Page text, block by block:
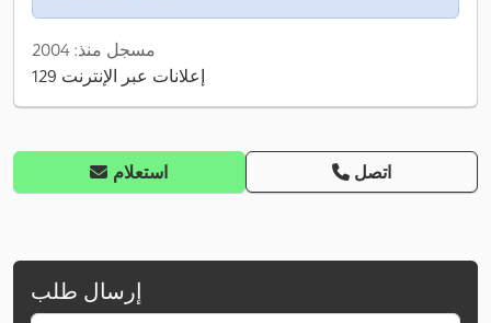
مسجل منذ: 2004
129 إعلانات عبر الإنترنت
استعلام اتصل
إرسال طلب